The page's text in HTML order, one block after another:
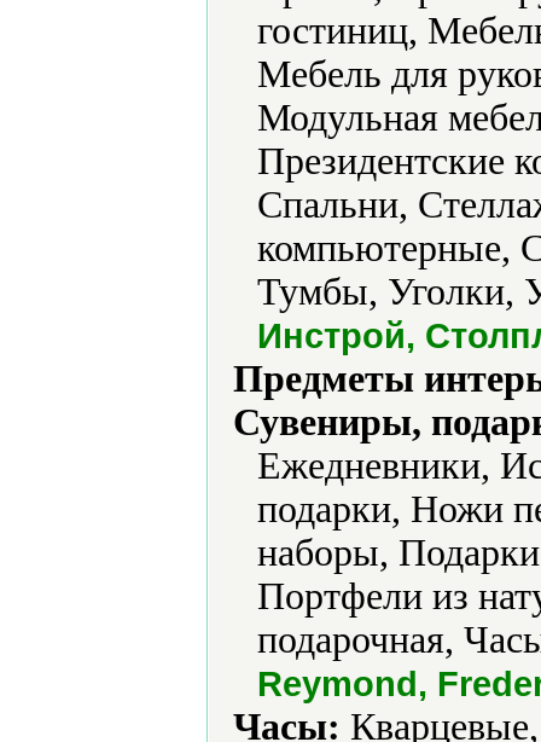
гостиниц,
Мебель для
Модульная
Президентские
Спальни,
компьютерные,
Тумбы,
Инстрой,
Предметы
Сувениры,
Ежедневники,
подарки, Ножи
наборы,
Портфели из
подарочная,
Reymond,
Часы: